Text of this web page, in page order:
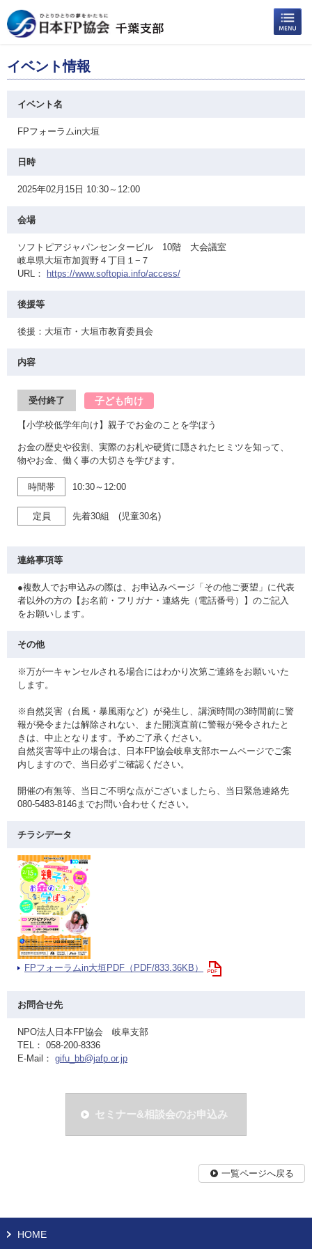
イベント情報
イベント名
FPフォーラムin大垣
日時
2025年02月15日 10:30～12:00
会場
ソフトピアジャパンセンタービル 10階 大会議室
岐阜県大垣市加賀野４丁目１−７
URL：
https://www.softopia.info/access/
後援等
後援：大垣市・大垣市教育委員会
内容
受付終了 子ども向け
【小学校低学年向け】親子でお金のことを学ぼう
お金の歴史や役割、実際のお札や硬貨に隠されたヒミツを知って、
物やお金、働く事の大切さを学びます。
時間帯 10:30～12:00
定員 先着30組 (児童30名)
連絡事項等
●複数人でお申込みの際は、お申込みページ「その他ご要望」に代表
者以外の方の【お名前・フリガナ・連絡先（電話番号）】のご記入
をお願いします。
その他
※万が一キャンセルされる場合にはわかり次第ご連絡をお願いいた
します。
※自然災害（台風・暴風雨など）が発生し、講演時間の3時間前に警
報が発令または解除されない、また開演直前に警報が発令されたと
きは、中止となります。予めご了承ください。
自然災害等中止の場合は、日本FP協会岐阜支部ホームページでご案
内しますので、当日必ずご確認ください。
開催の有無等、当日ご不明な点がございましたら、当日緊急連絡先
080-5483-8146までお問い合わせください。
チラシデータ
FPフォーラムin大垣PDF（PDF/833.36KB）
お問合せ先
NPO法人日本FP協会 岐阜支部
TEL： 058-200-8336
E-Mail： gifu_bb@jafp.or.jp
セミナー&相談会のお申込み
一覧ページへ戻る
HOME